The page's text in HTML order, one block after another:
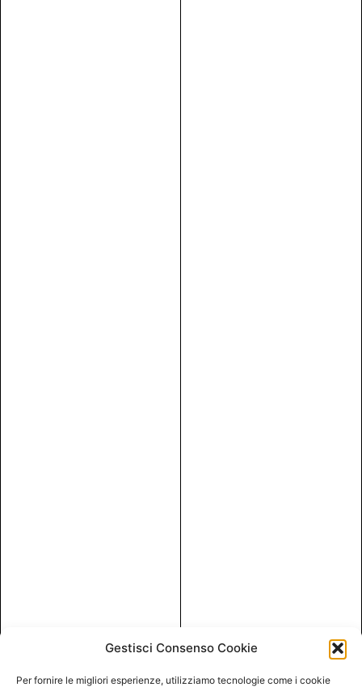
Gestisci Consenso Cookie
Per fornire le migliori esperienze, utilizziamo tecnologie come i cookie